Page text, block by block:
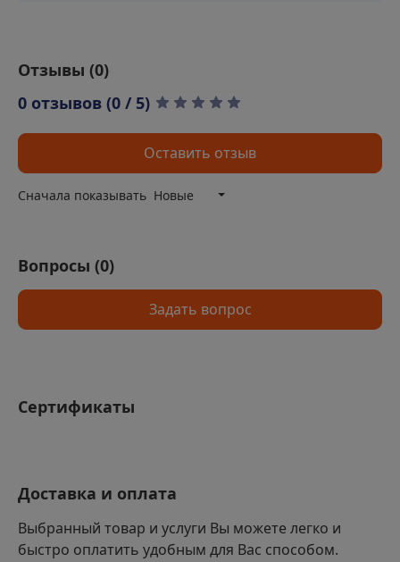
Теплоизоляция оборудования и машин
Применение в условиях повышенной влажности и
экстремальных температур
Преимущества
Устойчивость к влаге и агрессивным химическим
веществам
Прочность и надежность в эксплуатации
Универсальность применения в различных отраслях
и условиях
Отзывы (0)
0 отзывов (0 / 5)
Оставить отзыв
Сначала показывать Новые
Вопросы (0)
Задать вопрос
Сертификаты
Доставка и оплата
Выбранный товар и услуги Вы можете легко и
быстро оплатить удобным для Вас способом.